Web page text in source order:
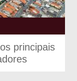
principais